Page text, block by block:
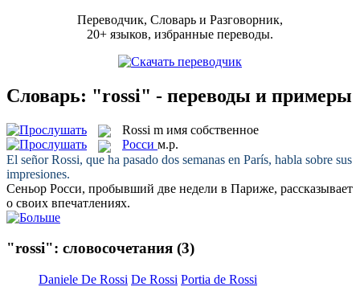
Переводчик, Словарь и Разговорник,
20+ языков, избранные переводы.
Словарь: "rossi" - переводы и примеры
Rossi m имя собственное
Росси м.р.
El señorRossi, que ha pasado dos semanas en París, habla sobre sus
impresiones.
Сеньор Росси, пробывший две недели в Париже, рассказывает
о своих впечатлениях.
"rossi": словосочетания (3)
Daniele De Rossi De Rossi Portia de Rossi